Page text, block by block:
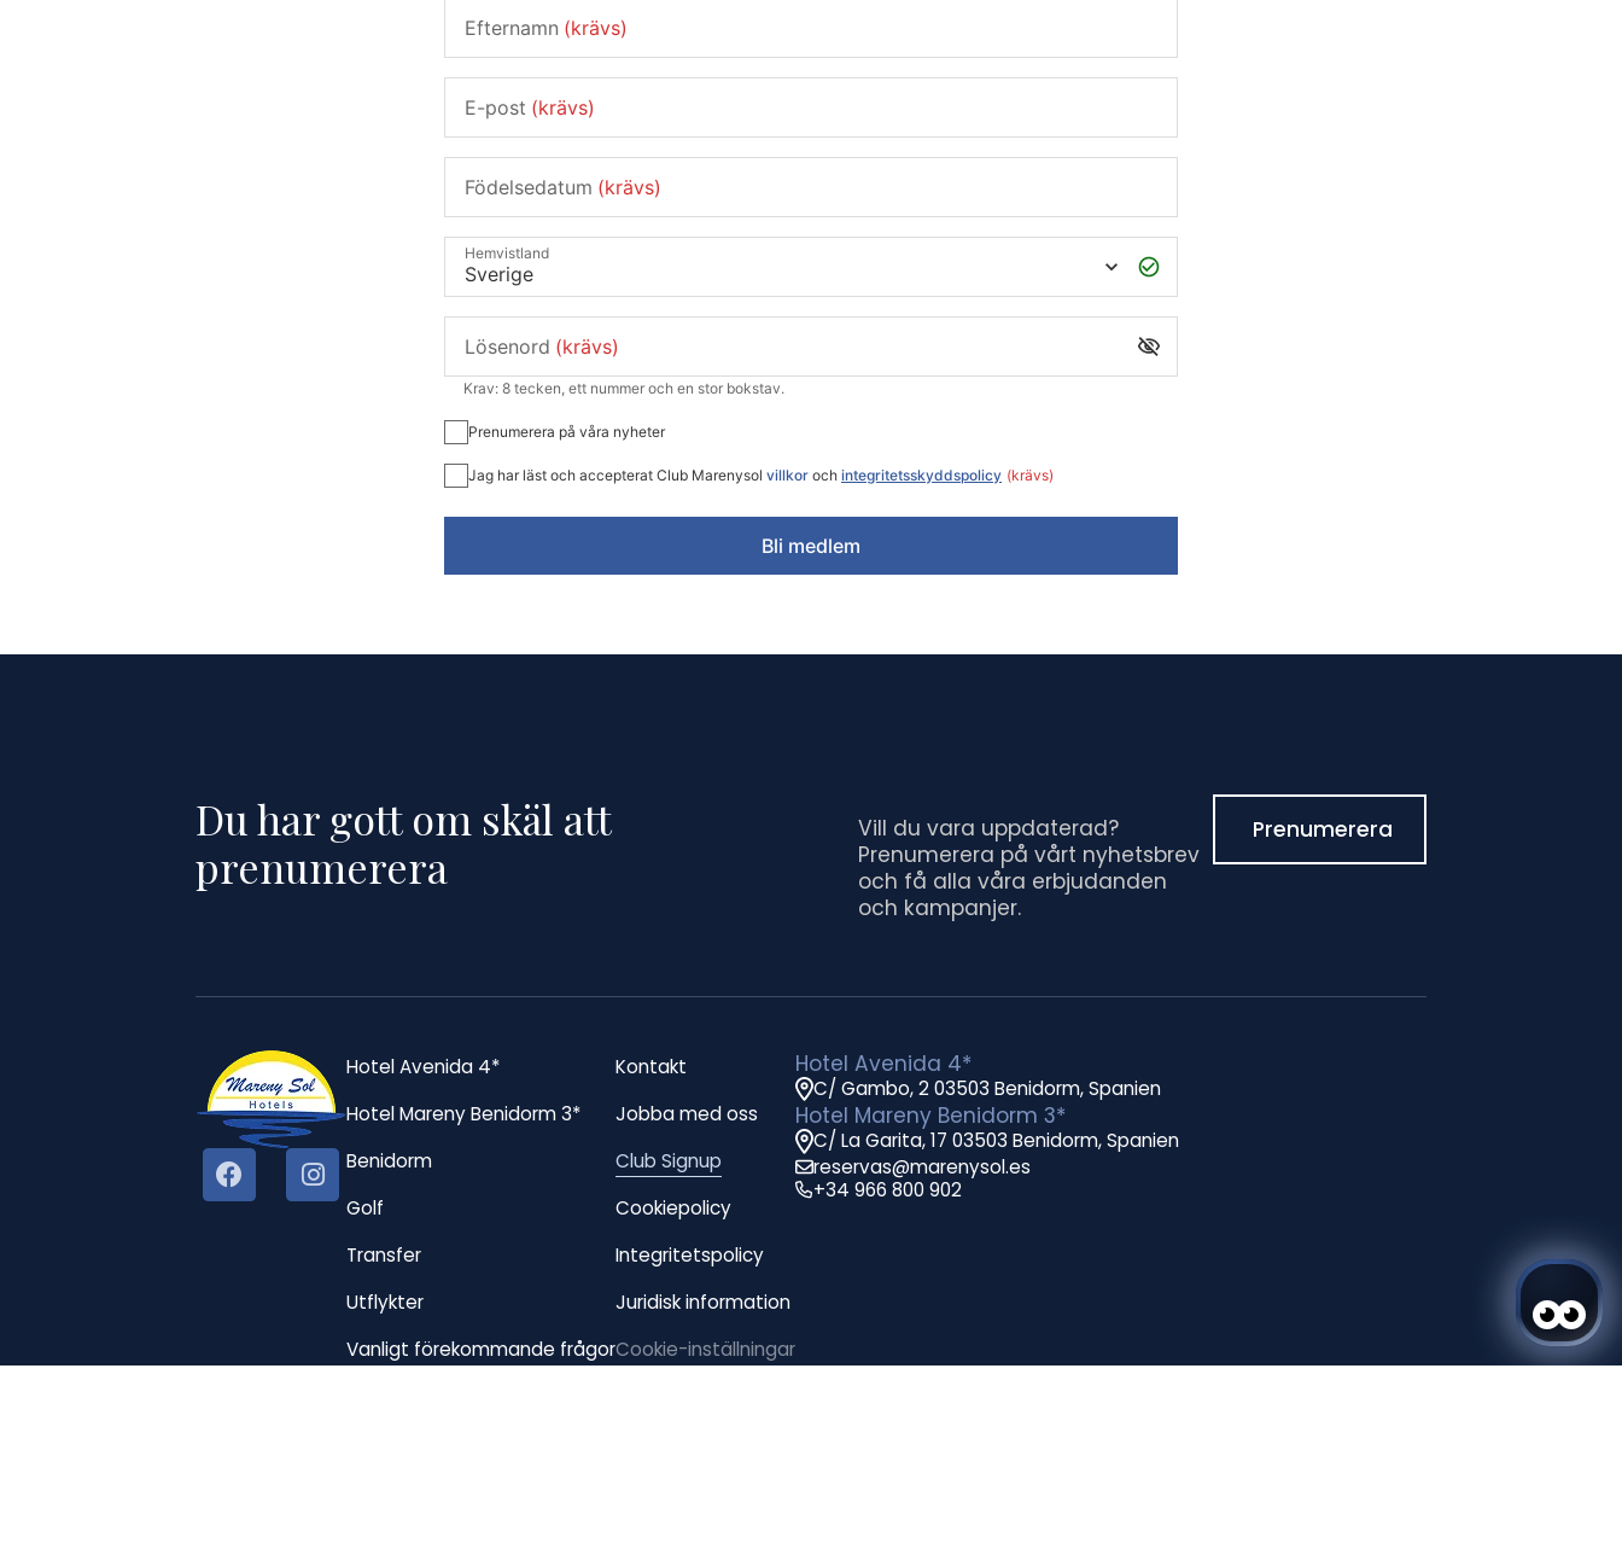
Efternamn (krävs)
E-post (krävs)
Födelsedatum (krävs)
Hemvistland
Lösenord (krävs)
Krav: 8 tecken, ett nummer och en stor bokstav.
Prenumerera på våra nyheter
Jag har läst och accepterat Club Marenysol villkor och integritetsskyddspolicy (krävs)
Bli medlem
Du har gott om skäl att
prenumerera
Vill du vara uppdaterad?
Prenumerera på vårt nyhetsbrev
och få alla våra erbjudanden
och kampanjer.
Prenumerera
Hotel Avenida 4*
Hotel Mareny Benidorm 3*
Benidorm
Golf
Transfer
Utflykter
Vanligt förekommande frågor
Kontakt
Jobba med oss
Club Signup
Cookiepolicy
Integritetspolicy
Juridisk information
Cookie-inställningar
Hotel Avenida 4*
C/ Gambo, 2 03503 Benidorm, Spanien
Hotel Mareny Benidorm 3*
C/ La Garita, 17 03503 Benidorm, Spanien
reservas@marenysol.es
+34 966 800 902